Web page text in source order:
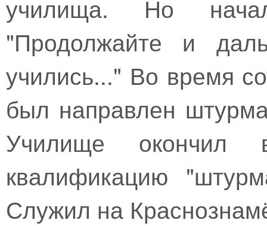
училища. Но
"Продолжайте и
учились..." Во время
был направлен
Училище окончил
квалификацию
Служил на